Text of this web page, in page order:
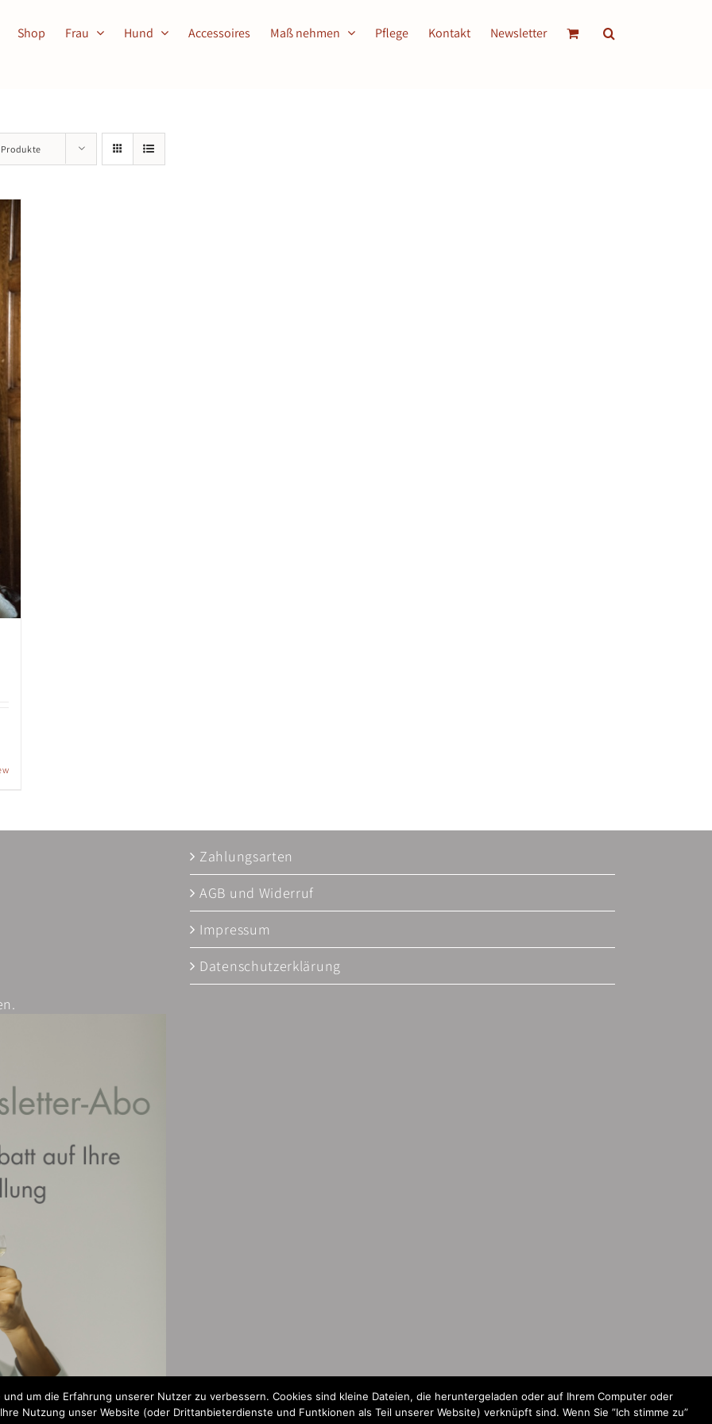
Shop Frau Hund Accessoires Maß nehmen Pflege Kontakt Newsletter
Zahlungsarten
AGB und Widerruf
Impressum
Datenschutzerklärung
um die Erfahrung unserer Nutzer zu verbessern. Cookies sind kleine Dateien, die heruntergeladen oder auf Ihrem Computer oder
Nutzung unser Website (oder Drittanbieterdienste und Funtkionen als Teil unserer Website) verknüpft sind. Wenn Sie ”Ich stimme zu”